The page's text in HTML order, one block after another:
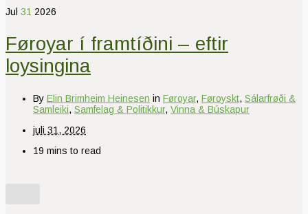
Jul 31 2026
Føroyar í framtíðini – eftir
loysingina
By Elin Brimheim Heinesen in Føroyar, Føroyskt, Sálarfrøði &
Samleiki, Samfelag & Politikkur, Vinna & Búskapur
juli 31, 2026
19 mins to read